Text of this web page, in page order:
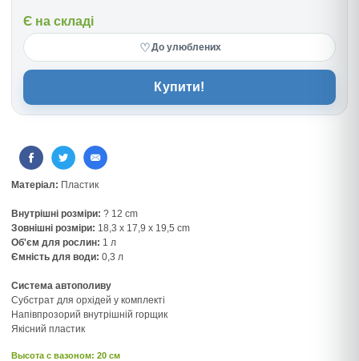
Є на складі
♡До улюблених
Купити!
Матеріал: Пластик
Внутрішні розміри: ? 12 cm
Зовнішні розміри: 18,3 x 17,9 x 19,5 cm
Об'єм для рослин: 1 л
Ємність для води: 0,3 л
Система автополиву
Субстрат для орхідей у комплекті
Напівпрозорий внутрішній горщик
Якісний пластик
Высота c вазоном: 20 см